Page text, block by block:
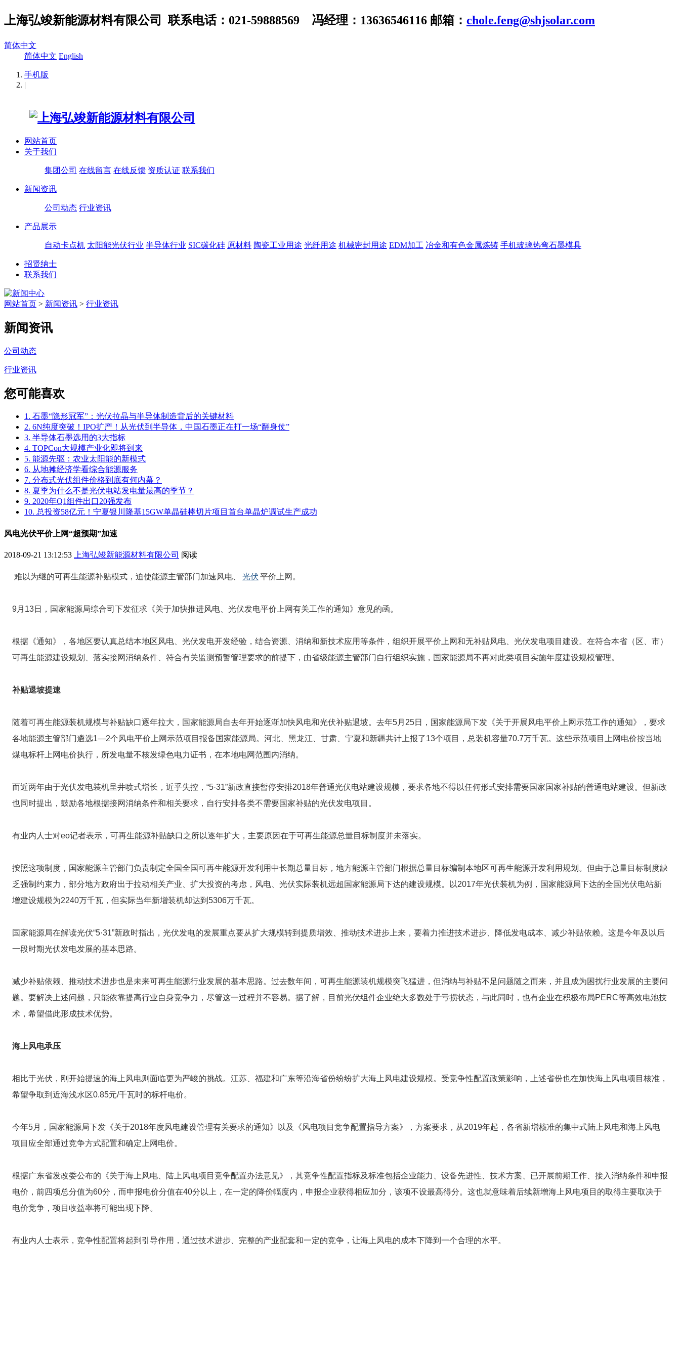
上海弘竣新能源材料有限公司 联系电话：021-59888569 冯经理：13636546116 邮箱： chole.feng@shjsolar.com
简体中文
简体中文 English
手机版
|
网站首页
关于我们
集团公司 在线留言 在线反馈 资质认证 联系我们
新闻资讯
公司动态 行业资讯
产品展示
自动卡点机 太阳能光伏行业 半导体行业 SIC碳化硅 原材料 陶瓷工业用途 光纤用途 机械密封用途 EDM加工 冶金和有色金属炼铸 手机玻璃热弯石墨模具
招贤纳士
联系我们
网站首页 > 新闻资讯 > 行业资讯
新闻资讯
公司动态
行业资讯
您可能喜欢
1. 石墨“隐形冠军”：光伏拉晶与半导体制造背后的关键材料
2. 6N纯度突破！IPO扩产！从光伏到半导体，中国石墨正在打一场“翻身仗”
3. 半导体石墨选用的3大指标
4. TOPCon大规模产业化即将到来
5. 能源先驱：农业太阳能的新模式
6. 从地摊经济学看综合能源服务
7. 分布式光伏组件价格到底有何内幕？
8. 夏季为什么不是光伏电站发电量最高的季节？
9. 2020年Q1组件出口20强发布
10. 总投资58亿元！宁夏银川隆基15GW单晶硅棒切片项目首台单晶炉调试生产成功
风电光伏平价上网“超预期”加速
2018-09-21 13:12:53 上海弘竣新能源材料有限公司 阅读
难以为继的可再生能源补贴模式，迫使能源主管部门加速风电、 光伏 平价上网。
9月13日，国家能源局综合司下发征求《关于加快推进风电、光伏发电平价上网有关工作的通知》意见的函。
根据《通知》，各地区要认真总结本地区风电、光伏发电开发经验，结合资源、消纳和新技术应用等条件，组织开展平价上网和无补贴风电、光伏发电项目建设。在符合本省（区、市）
可再生能源建设规划、落实接网消纳条件、符合有关监测预警管理要求的前提下，由省级能源主管部门自行组织实施，国家能源局不再对此类项目实施年度建设规模管理。
补贴退坡提速
随着可再生能源装机规模与补贴缺口逐年拉大，国家能源局自去年开始逐渐加快风电和光伏补贴退坡。去年5月25日，国家能源局下发《关于开展风电平价上网示范工作的通知》，要求
各地能源主管部门遴选1—2个风电平价上网示范项目报备国家能源局。河北、黑龙江、甘肃、宁夏和新疆共计上报了13个项目，总装机容量70.7万千瓦。这些示范项目上网电价按当地
煤电标杆上网电价执行，所发电量不核发绿色电力证书，在本地电网范围内消纳。
而近两年由于光伏发电装机呈井喷式增长，近乎失控，“5·31”新政直接暂停安排2018年普通光伏电站建设规模，要求各地不得以任何形式安排需要国家国家补贴的普通电站建设。但新政
也同时提出，鼓励各地根据接网消纳条件和相关要求，自行安排各类不需要国家补贴的光伏发电项目。
有业内人士对eo记者表示，可再生能源补贴缺口之所以逐年扩大，主要原因在于可再生能源总量目标制度并未落实。
按照这项制度，国家能源主管部门负责制定全国全国可再生能源开发利用中长期总量目标，地方能源主管部门根据总量目标编制本地区可再生能源开发利用规划。但由于总量目标制度缺
乏强制约束力，部分地方政府出于拉动相关产业、扩大投资的考虑，风电、光伏实际装机远超国家能源局下达的建设规模。以2017年光伏装机为例，国家能源局下达的全国光伏电站新
增建设规模为2240万千瓦，但实际当年新增装机却达到5306万千瓦。
国家能源局在解读光伏“5·31”新政时指出，光伏发电的发展重点要从扩大规模转到提质增效、推动技术进步上来，要着力推进技术进步、降低发电成本、减少补贴依赖。这是今年及以后
一段时期光伏发电发展的基本思路。
减少补贴依赖、推动技术进步也是未来可再生能源行业发展的基本思路。过去数年间，可再生能源装机规模突飞猛进，但消纳与补贴不足问题随之而来，并且成为困扰行业发展的主要问
题。要解决上述问题，只能依靠提高行业自身竞争力，尽管这一过程并不容易。据了解，目前光伏组件企业绝大多数处于亏损状态，与此同时，也有企业在积极布局PERC等高效电池技
术，希望借此形成技术优势。
海上风电承压
相比于光伏，刚开始提速的海上风电则面临更为严峻的挑战。江苏、福建和广东等沿海省份纷纷扩大海上风电建设规模。受竞争性配置政策影响，上述省份也在加快海上风电项目核准，
希望争取到近海浅水区0.85元/千瓦时的标杆电价。
今年5月，国家能源局下发《关于2018年度风电建设管理有关要求的通知》以及《风电项目竞争配置指导方案》，方案要求，从2019年起，各省新增核准的集中式陆上风电和海上风电
项目应全部通过竞争方式配置和确定上网电价。
根据广东省发改委公布的《关于海上风电、陆上风电项目竞争配置办法意见》，其竞争性配置指标及标准包括企业能力、设备先进性、技术方案、已开展前期工作、接入消纳条件和申报
电价，前四项总分值为60分，而申报电价分值在40分以上，在一定的降价幅度内，申报企业获得相应加分，该项不设最高得分。这也就意味着后续新增海上风电项目的取得主要取决于
电价竞争，项目收益率将可能出现下降。
有业内人士表示，竞争性配置将起到引导作用，通过技术进步、完整的产业配套和一定的竞争，让海上风电的成本下降到一个合理的水平。